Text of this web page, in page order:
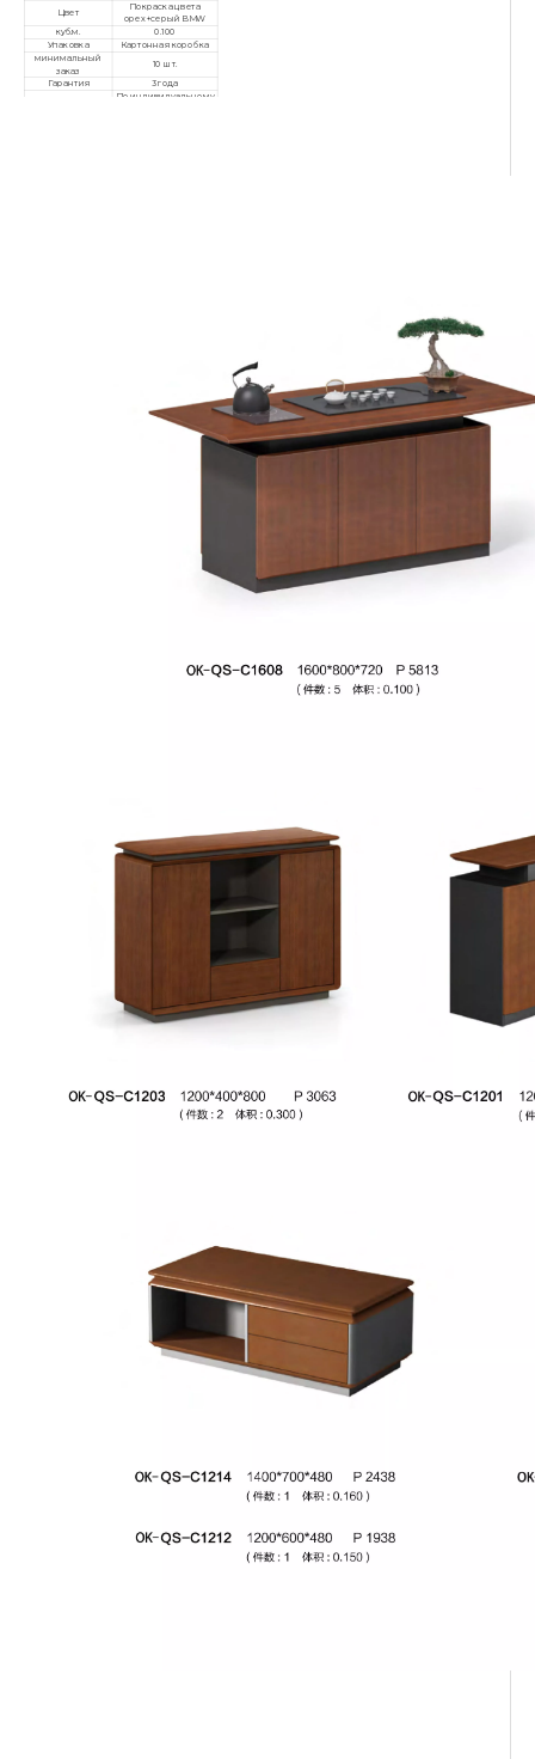
Цвет
Покраска цвета
орех+серый BMW
куб.м. 0.100
Упаковка Картонная коробка
минимальный
заказ
10 шт.
Гарантия 3 года
По индивидуальному